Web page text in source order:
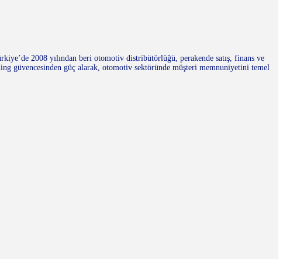
2008 yılından beri otomotiv distribütörlüğü, perakende satış, finans ve
güvencesinden güç alarak, otomotiv sektöründe müşteri memnuniyetini temel